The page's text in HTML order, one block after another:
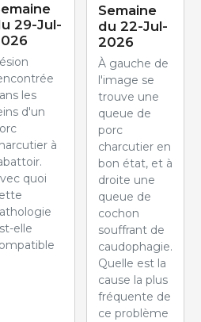
29-Jul-
les
d'un
à
quoi
elle
Semaine
du 22-Jul-
2026
À gauche de
l'image se
trouve une
queue de
porc
charcutier en
bon état, et à
droite une
queue de
cochon
souffrant de
caudophagie.
Quelle est la
cause la plus
fréquente de
ce problème